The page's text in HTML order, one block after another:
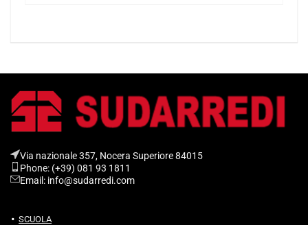
Via nazionale 357, Nocera Superiore 84015​
Phone: (+39) 081 93 1811
Email: info@sudarredi.com
SCUOLA